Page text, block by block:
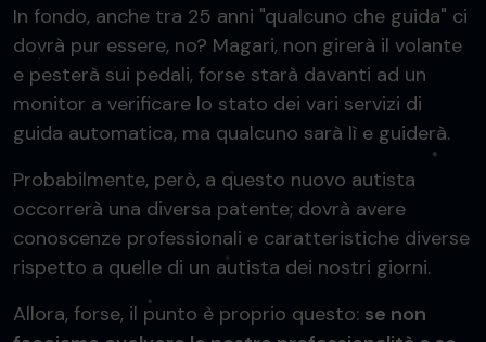
In fondo, anche tra 25 anni "qualcuno che guida" ci
dovrà pur essere, no? Magari, non girerà il volante
e pesterà sui pedali, forse starà davanti ad un
monitor a verificare lo stato dei vari servizi di
guida automatica, ma qualcuno sarà lì e guiderà.
Probabilmente, però, a questo nuovo autista
occorrerà una diversa patente; dovrà avere
conoscenze professionali e caratteristiche diverse
rispetto a quelle di un autista dei nostri giorni.
Allora, forse, il punto è proprio questo: se non